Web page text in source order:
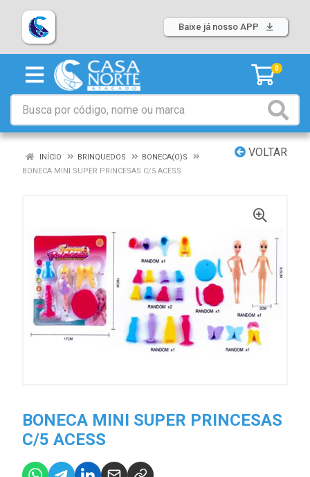
Baixe já nosso APP
0
VOLTAR
INÍCIO BRINQUEDOS
BONECA(O)S
BONECA MINI SUPER PRINCESAS C/5 ACESS
BONECA MINI SUPER PRINCESAS
C/5 ACESS